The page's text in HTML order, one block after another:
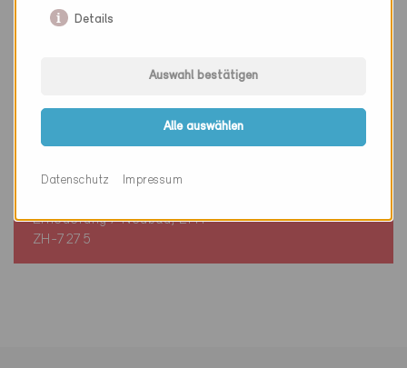
Minergie
Erneuerung / Neubau, EFH
ZH-7275
Details
Auswahl bestätigen
Alle auswählen
Datenschutz Impressum